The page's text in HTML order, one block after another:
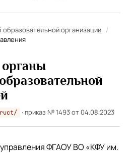
организации /
· приказ № 1493 от 04.08.2023
ФГАОУ ВО «КФУ им.